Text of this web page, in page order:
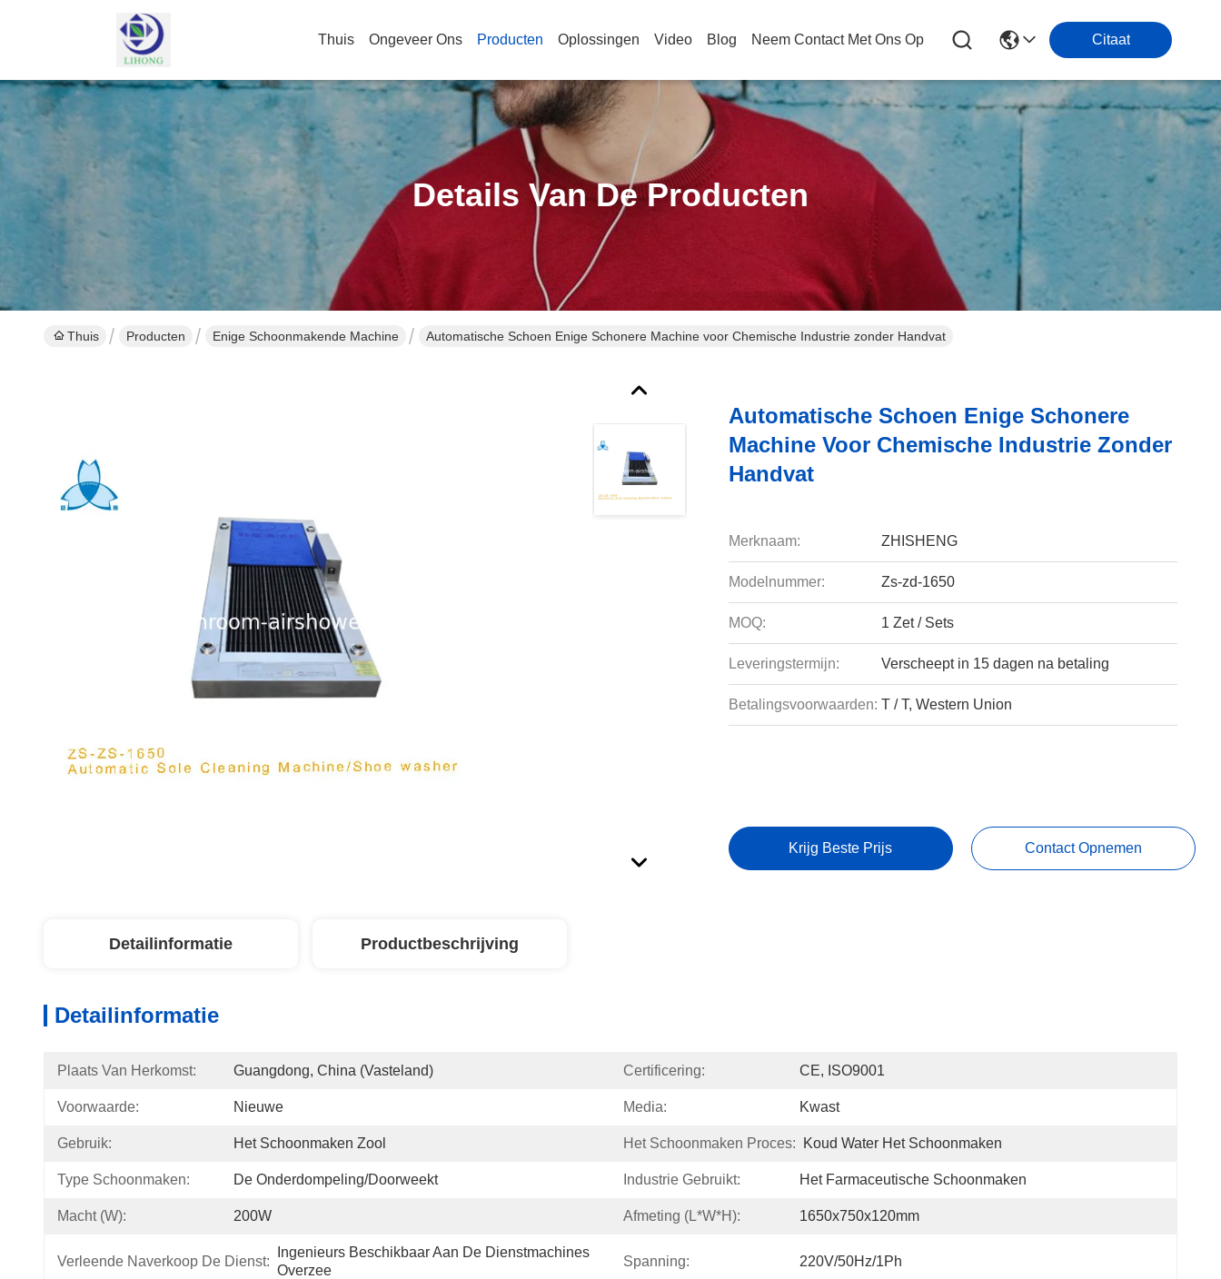
Thuis Ongeveer Ons Producten Oplossingen Video Blog Neem Contact Met Ons Op Citaat
Details Van De Producten
Thuis Producten Enige Schoonmakende Machine Automatische Schoen Enige Schonere Machine voor Chemische Industrie zonder Handvat
Automatische Schoen Enige Schonere
Machine Voor Chemische Industrie Zonder
Handvat
Merknaam: ZHISHENG
Modelnummer: Zs-zd-1650
MOQ: 1 Zet / Sets
Leveringstermijn: Verscheept in 15 dagen na betaling
Betalingsvoorwaarden: T / T, Western Union
Krijg Beste Prijs Contact Opnemen
Detailinformatie Productbeschrijving
Detailinformatie
Plaats Van Herkomst: Guangdong, China (vasteland) Certificering: CE, ISO9001
Voorwaarde: Nieuwe Media: Kwast
Gebruik: Het Schoonmaken Zool Het Schoonmaken Proces: Koud Water Het Schoonmaken
Type Schoonmaken: De Onderdompeling/doorweekt Industrie Gebruikt: Het Farmaceutische Schoonmaken
Macht (W): 200W Afmeting (L*W*H): 1650x750x120mm
Verleende Naverkoop De Dienst:
Ingenieurs Beschikbaar Aan De Dienstmachines
Overzee
Spanning: 220V/50Hz/1Ph